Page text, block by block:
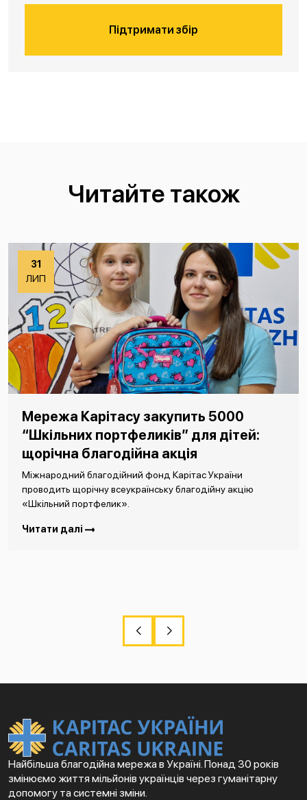
Підтримати збір
Читайте також
31
ЛИП
Мережа Карітасу закупить 5000
“Шкільних портфеликів” для дітей:
щорічна благодійна акція
Міжнародний благодійний фонд Карітас України
проводить щорічну всеукраїнську благодійну акцію
«Шкільний портфелик».
Читати далі
Найбільша благодійна мережа в Україні. Понад 30 років
змінюємо життя мільйонів українців через гуманітарну
допомогу та системні зміни.